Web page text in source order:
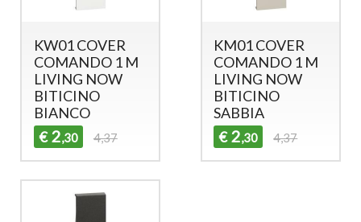
KW01 COVER
COMANDO 1 M
LIVING NOW
BITICINO
BIANCO
€ 2,30 4,37
KM01 COVER
COMANDO 1 M
LIVING NOW
BITICINO
SABBIA
€ 2,30 4,37